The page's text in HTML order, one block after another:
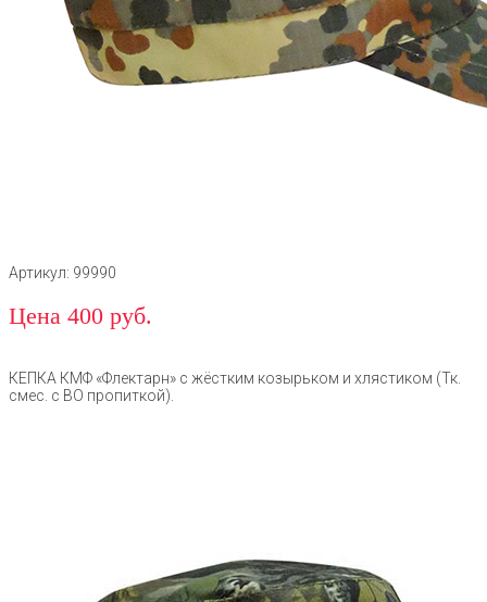
Артикул: 99990
Цена 400 руб.
КЕПКА КМФ «Флектарн» с жёстким козырьком и хлястиком (Тк.
смес. с ВО пропиткой).